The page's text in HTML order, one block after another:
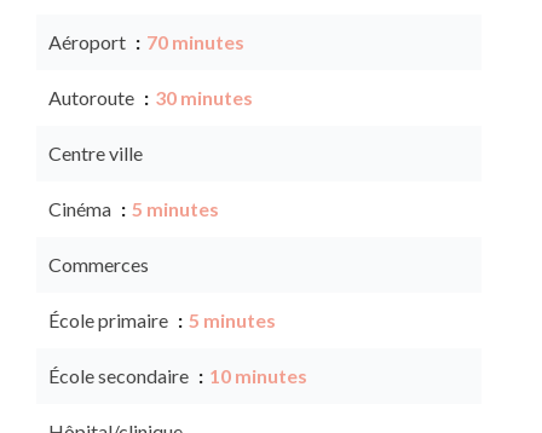
Aéroport 70 minutes
Autoroute 30 minutes
Centre ville
Cinéma 5 minutes
Commerces
École primaire 5 minutes
École secondaire 10 minutes